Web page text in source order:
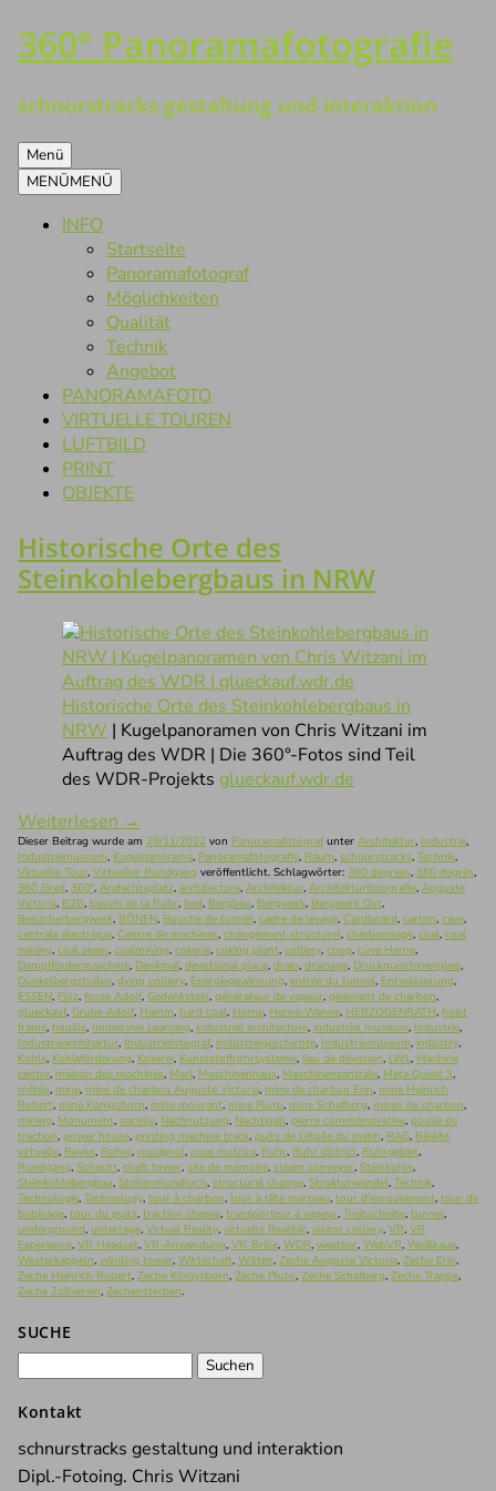
Zum
Inhalt
360° Panoramafotografie
schnurstracks gestaltung und interaktion
Menü
MENÜMENÜ
INFO
Startseite
Panoramafotograf
Möglichkeiten
Qualität
Technik
Angebot
PANORAMAFOTO
VIRTUELLE TOUREN
LUFTBILD
PRINT
OBJEKTE
Historische Orte des
Steinkohlebergbaus in NRW
Historische Orte des Steinkohlebergbaus in
NRW | Kugelpanoramen von Chris Witzani im
Auftrag des WDR | Die 360°-Fotos sind Teil
des WDR-Projekts glueckauf.wdr.de
Weiterlesen →
Dieser Beitrag wurde am 29/11/2022 von Panoramafotografunter Architektur, Industrie,
Industriemuseum, Kugelpanorama, Panoramafotografie, Raum, schnurstracks, Technik,
Virtuelle Tour, Virtueller Rundgang veröffentlicht. Schlagwörter: 360 degrees, 360 degrés,
360 Grad, 360°, Andachtsplatz, architecture, Architektur, Architekturfotografie, Auguste
Victoria, B2B, bassin de la Ruhr, bed, Bergbau, Bergwerk, Bergwerk Ost,
Besucherbergwerk, BÖNEN, Bouche de tunnel, cadre de levage, Cardboard, carton, cave,
centrale électrique, Centre de machines, changement structurel, charbonnage, coal, coal
mining, coal seam, coalmining, cokerie, coking plant, colliery, coop, cuve Herne,
Dampffördermaschine, Denkmal, devotional place, drain, drainage, Druckmaschinengleis,
Dünkelbergstollen, dying colliery, Energiegewinnung, entrée du tunnel, Entwässerung,
ESSEN, Flöz, fosse Adolf, Gedenkstein, générateur de vapeur, gisement de charbon,
glueckauf, Grube Adolf, Hamm, hard coal, Herne, Herne-Wanne, HERZOGENRATH, hoist
frame, houille, Immersive Learning, industrial architecture, industrial museum, Industrie,
Industriearchitektur, Industriefotograf, Industriegeschichte, Industriemuseum, industry,
Kohle, Kohleförderung, Kokerei, Kunststoffrohrsysteme, lieu de dévotion, LWL, Machine
centre, maison des machines, Marl, Maschinenhaus, Maschinenzentrale, Meta Quest 3,
météo, mine, mine de charbon Auguste Victoria, mine de charbon Erin, mine Heinrich
Robert, mine Königsborn, mine mourant, mine Pluto, mine Schafberg, mines de charbon,
mining, Monument, nacelle, Nachnutzung, Nachtigall, pierre commémorative, poulie de
traction, power house, printing machine track, puits de l'étoile du matin, RAG, Réalité
virtuelle, Revier, Rohre, rossignol, roue motrice, Ruhr, Ruhr district, Ruhrgebiet,
Rundgang, Schacht, shaft tower, site de mémoire, steam conveyor, Steinkohle,
Steinkohlebergbau, Stollenmundloch, structural change, Strukturwandel, Technik,
Technologie, Technology, tour à charbon, tour à tête marteau, tour d'enroulement, tour de
bobinage, tour du puits, traction sheave, transporteur à vapeur, Treibscheibe, tunnel,
underground, untertage, Virtual Reality, virtuelle Realität, visitor colliery, VR, VR
Experience, VR Headset, VR-Anwendung, VR-Brille, WDR, weather, WebVR, Weißkaue,
Westerkappeln, winding tower, Wirtschaft, Witten, Zeche Auguste Victoria, Zeche Erin,
Zeche Heinrich Robert, Zeche Königsborn, Zeche Pluto, Zeche Schafberg, Zeche Trappe,
Zeche Zollverein, Zechensterben.
SUCHE
Kontakt
schnurstracks gestaltung und interaktion
Dipl.-Fotoing. Chris Witzani